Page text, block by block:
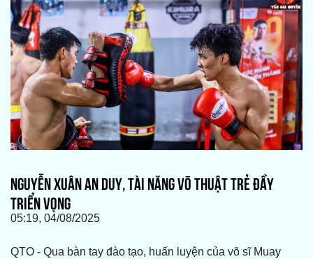
NGUYỄN XUÂN AN DUY, TÀI NĂNG VÕ THUẬT TRẺ ĐẦY
TRIỂN VỌNG
05:19, 04/08/2025
QTO - Qua bàn tay đào tạo, huấn luyện của võ sĩ Muay